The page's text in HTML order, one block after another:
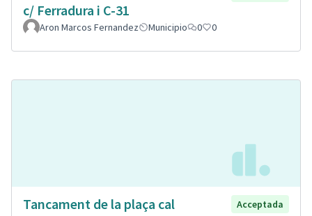
c/ Ferradura i C-31
Aron Marcos Fernandez Municipio 0 0
Tancament de la plaça cal
Acceptada